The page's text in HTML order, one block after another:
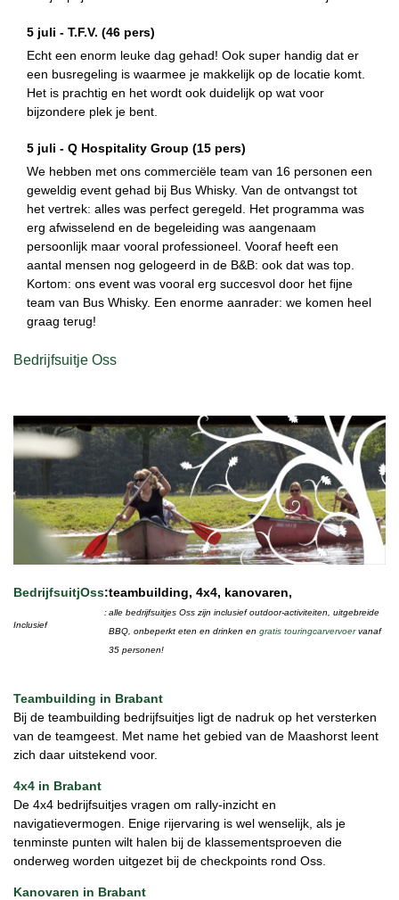
5 juli - T.F.V. (46 pers)
Echt een enorm leuke dag gehad! Ook super handig dat er
een busregeling is waarmee je makkelijk op de locatie komt.
Het is prachtig en het wordt ook duidelijk op wat voor
bijzondere plek je bent.
5 juli - Q Hospitality Group (15 pers)
We hebben met ons commerciële team van 16 personen een
geweldig event gehad bij Bus Whisky. Van de ontvangst tot
het vertrek: alles was perfect geregeld. Het programma was
erg afwisselend en de begeleiding was aangenaam
persoonlijk maar vooral professioneel. Vooraf heeft een
aantal mensen nog gelogeerd in de B&B: ook dat was top.
Kortom: ons event was vooral erg succesvol door het fijne
team van Bus Whisky. Een enorme aanrader: we komen heel
graag terug!
Bedrijfsuitje Oss
BedrijfsuitjOss:teambuilding, 4x4, kanovaren,
Inclusief
:alle bedrijfsuitjes Oss zijn inclusief outdoor-activiteiten, uitgebreide
BBQ, onbeperkt eten en drinken en gratis touringcarvervoervanaf
35 personen!
Teambuilding in Brabant
Bij de teambuilding bedrijfsuitjes ligt de nadruk op het versterken
van de teamgeest. Met name het gebied van de Maashorst leent
zich daar uitstekend voor.
4x4 in Brabant
De 4x4 bedrijfsuitjes vragen om rally-inzicht en
navigatievermogen. Enige rijervaring is wel wenselijk, als je
tenminste punten wilt halen bij de klassementsproeven die
onderweg worden uitgezet bij de checkpoints rond Oss.
Kanovaren in Brabant